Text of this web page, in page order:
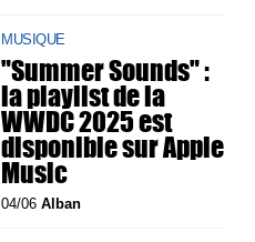
MUSIQUE
"Summer Sounds" :
la playlist de la
WWDC 2025 est
disponible sur Apple
Music
04/06Alban